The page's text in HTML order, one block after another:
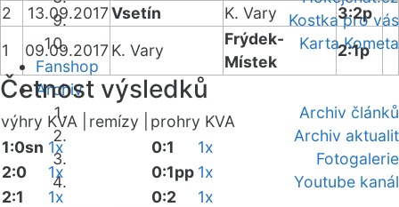
Kostka pro vás
Karta Kometa
Fanshop
Archiv
Archiv článků
Archiv aktualit
Fotogalerie
Youtube kanál
2
13.09.2017Vsetín K. Vary
3:2p
1
09.09.2017 K. Vary
Frýdek-
Místek
2:1p
Četnost výsledků
výhry KVA | remízy |
prohry KVA
1:0sn 1x
2:0
1x
2:1
1x
0:1
1x
0:1pp 1x
0:2
1x